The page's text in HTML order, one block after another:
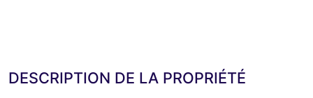
DESCRIPTION DE LA PROPRIÉTÉ